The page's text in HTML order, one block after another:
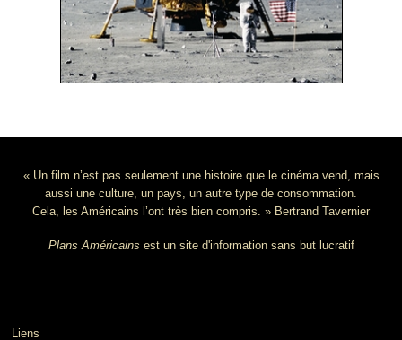
« Un film n’est pas seulement une histoire que le cinéma vend, mais
aussi une culture, un pays, un autre type de consommation.
Cela, les Américains l’ont très bien compris. » Bertrand Tavernier
Plans Américains est un site d'information sans but lucratif
Liens